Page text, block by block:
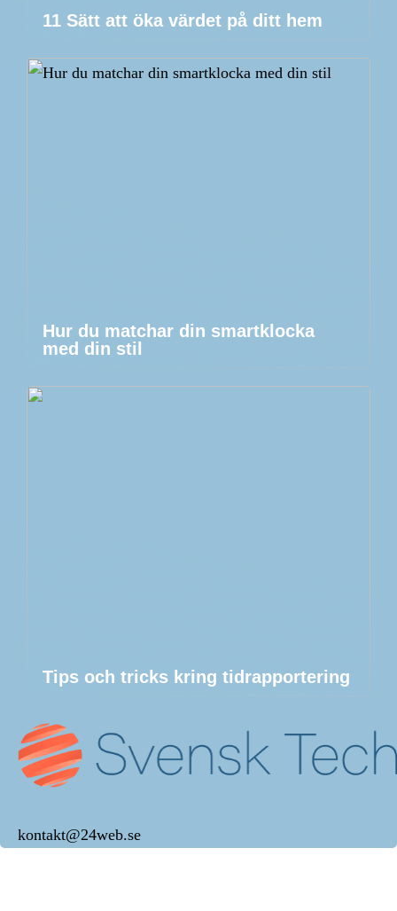
11 Sätt att öka värdet på ditt hem
Hur du matchar din smartklocka
med din stil
Tips och tricks kring tidrapportering
kontakt@24web.se